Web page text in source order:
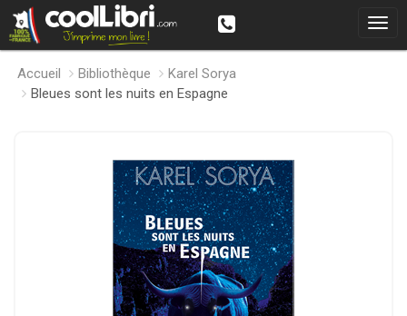
Accueil Bibliothèque
Karel Sorya
Bleues sont les nuits en Espagne